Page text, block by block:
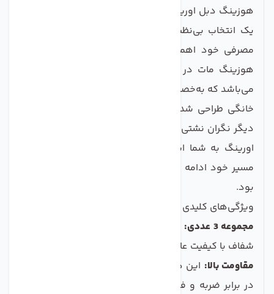
یک انتخاب بی‌نظیر برای افرادی است که به کیفیت آب
مصرفی خود اهمیت می‌دهند. این مجموعه شامل دو
می‌باشد که به‌خصوص برای مراحل دوم و سوم تصفیه آب
خانگی طراحی شده است. با استفاده از این هوزینگ‌ها
دیگر نگران نشتی آب نخواهید بود چراکه تکنولوژی دابل
اورینگ به شما این اطمینان را می‌دهد که آب تنها به
مسیر خود ادامه دهد و هیچ‌گونه نشتی در کار نخواهد
بود.
ویژگی‌های کلیدی
مجموعه 3 عددی:
شفاف با کیفیت عالی.
مقاومت بالا: این هوزینگ‌ها دارای استقامت بسیار بالایی
در برابر ضربه و فشار هستند، که عمر طولانی‌تری را برای